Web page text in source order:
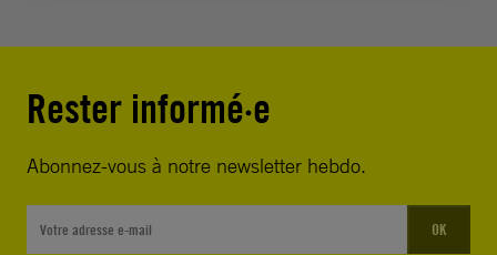
Rester informé·e
Abonnez-vous à notre newsletter hebdo.
OK